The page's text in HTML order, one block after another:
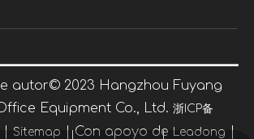
autor© 2023 Hangzhou Fuyang
Equipment Co., Ltd. 浙ICP备
| Sitemap | Con apoyo de Leadong |